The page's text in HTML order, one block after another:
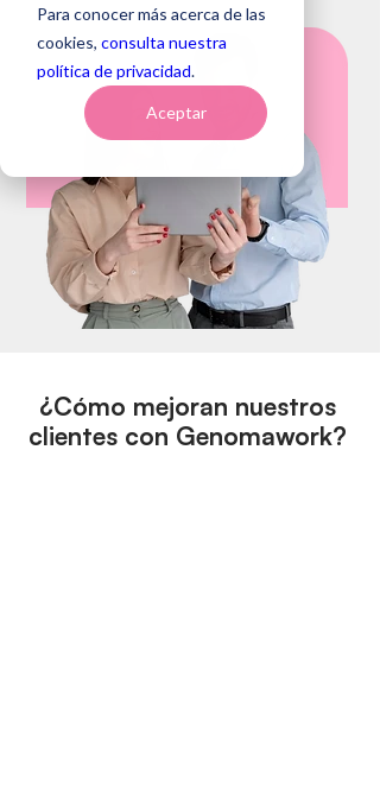
Para conocer más acerca de las
cookies, consulta nuestra
política de privacidad.
Aceptar
¿Cómo mejoran nuestros
clientes con Genomawork?